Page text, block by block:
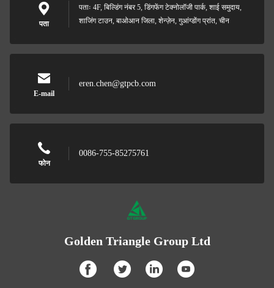
पता
पताः 4F, बिल्डिंग नंबर 5, डिंगफेंग टेक्नोलॉजी पार्क, शाई समुदाय,
शाजिंग टाउन, बाओआन जिला, शेन्ज़ेन, गुआंग्डोंग प्रांत, चीन
E-mail
eren.chen@gtpcb.com
फोन
0086-755-85275761
Golden Triangle Group Ltd